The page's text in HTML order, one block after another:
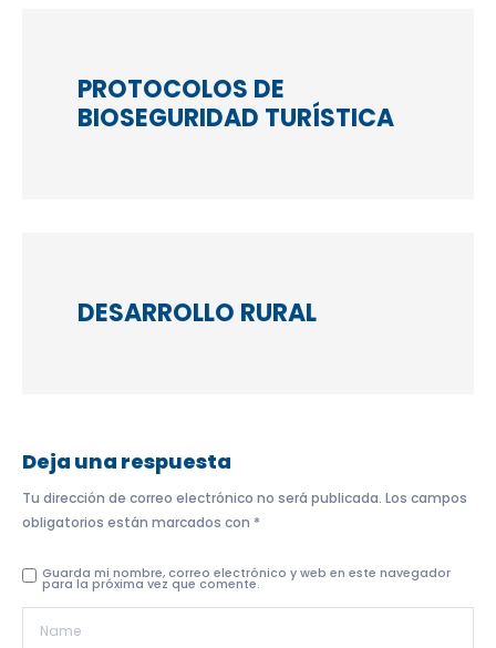
PROTOCOLOS DE
BIOSEGURIDAD TURÍSTICA
DESARROLLO RURAL
Deja una respuesta
Tu dirección de correo electrónico no será publicada. Los campos
obligatorios están marcados con *
Guarda mi nombre, correo electrónico y web en este navegador
para la próxima vez que comente.